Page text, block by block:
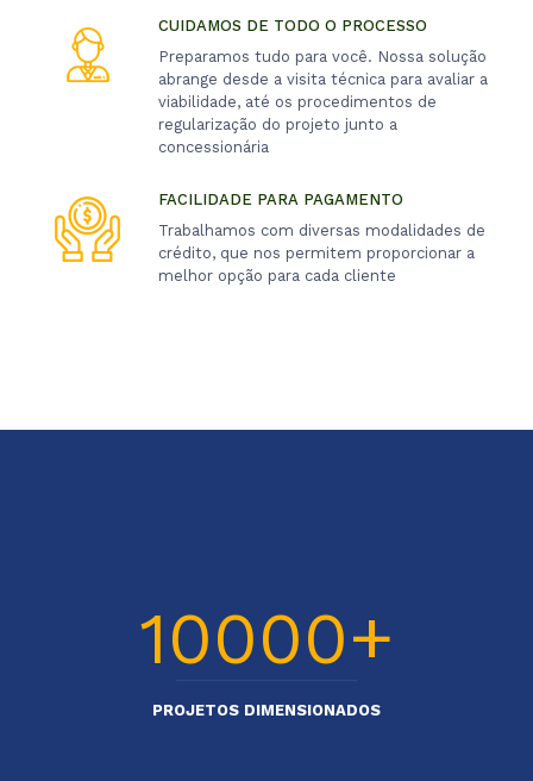
CUIDAMOS DE TODO O PROCESSO
Preparamos tudo para você. Nossa solução
abrange desde a visita técnica para avaliar a
viabilidade, até os procedimentos de
regularização do projeto junto a
concessionária
FACILIDADE PARA PAGAMENTO
Trabalhamos com diversas modalidades de
crédito, que nos permitem proporcionar a
melhor opção para cada cliente
10000+
PROJETOS DIMENSIONADOS